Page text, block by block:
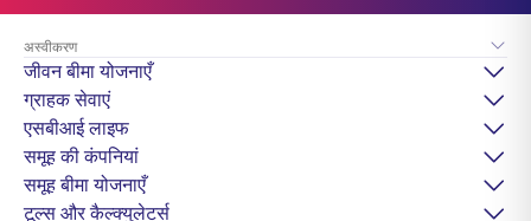
अस्वीकरण
जीवन बीमा योजनाएँ
ग्राहक सेवाएं
एसबीआई लाइफ
समूह की कंपनियां
समूह बीमा योजनाएँ
टूल्स और कैल्क्युलेटर्स